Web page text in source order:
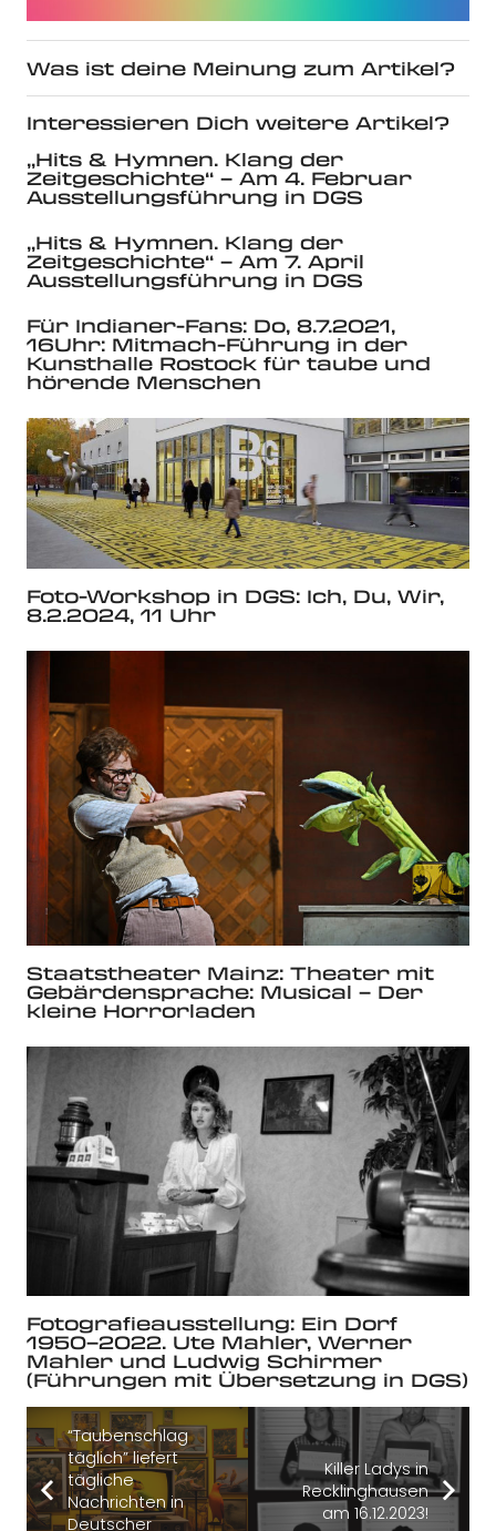
Was ist deine Meinung zum Artikel?
Interessieren Dich weitere Artikel?
„Hits & Hymnen. Klang der
Zeitgeschichte“ – Am 4. Februar
Ausstellungsführung in DGS
„Hits & Hymnen. Klang der
Zeitgeschichte“ – Am 7. April
Ausstellungsführung in DGS
Für Indianer-Fans: Do, 8.7.2021,
16Uhr: Mitmach-Führung in der
Kunsthalle Rostock für taube und
hörende Menschen
Foto-Workshop in DGS: Ich, Du, Wir,
8.2.2024, 11 Uhr
Staatstheater Mainz: Theater mit
Gebärdensprache: Musical – Der
kleine Horrorladen
Fotografieausstellung: Ein Dorf
1950–2022. Ute Mahler, Werner
Mahler und Ludwig Schirmer
(Führungen mit Übersetzung in DGS)
“Taubenschlag
täglich” liefert
tägliche
Nachrichten in
Deutscher
Killer Ladys in
Recklinghausen
am 16.12.2023!